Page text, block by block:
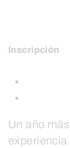
Inscripción
Un año